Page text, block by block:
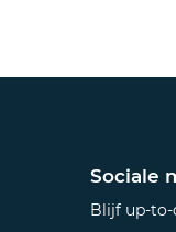
Sociale
Blijf up-to-